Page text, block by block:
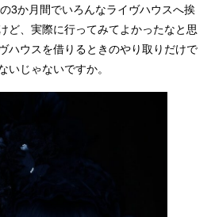
3か月間でいろんなライヴハウスへ挨
ど、実際に行ってみてよかったなと思
ハウスを借りるときのやり取りだけで
いじゃないですか。